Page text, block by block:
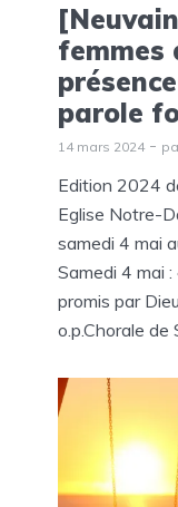
femmes
parole
14 mars 2024
Edition 2024
Eglise Notre-
samedi 4 mai
Samedi 4 mai :
promis par
o.p.Chorale de